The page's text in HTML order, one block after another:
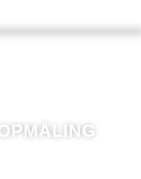
OPMÅLING